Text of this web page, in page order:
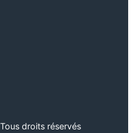
droits réservés